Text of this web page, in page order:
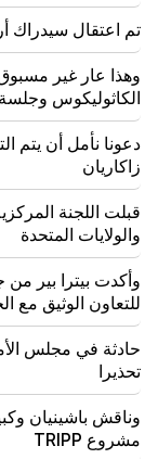
17:17
ويأمل زيلينسكي
الباليستية الخاص
17:12
كوباخيدزه.
السياح من روسيا
14:25
لقد اختار ترامب
تم اعتقال سيدراك
وهذا عار غير
الكاثوليكوس
دعونا نأمل أن يتم
زاكاريان
والولايات المتحدة
وأكدت بيترا بير من
للتعاون الوثيق مع
حادثة في مجلس
تحذيرا
وناقش باشينيان
مشروع TRIPP